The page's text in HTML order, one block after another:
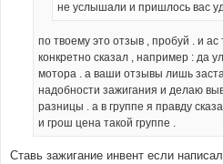
не услышали и пришлось вас
по твоему это отзыв , пробуй . и ас
конкретно сказал , например : да
мотора . а ваши отзывы лишь
надобности зажигания и делаю
разницы . а в группе я правду
и грош цена такой группе .
Ставь зажигание инвент если